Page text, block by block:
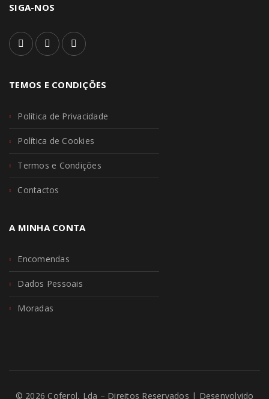
SIGA-NOS
TEMOS E CONDIÇÕES
Política de Privacidade
Política de Cookies
Termos e Condições
Contactos
A MINHA CONTA
Encomendas
Dados Pessoais
Moradas
© 2026 Coferol, Lda – Direitos Reservados | Desenvolvido